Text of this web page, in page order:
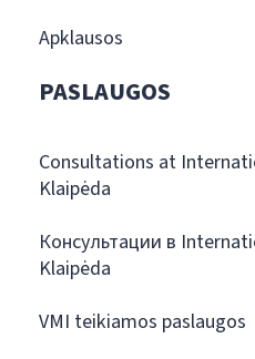
Apklausos
PASLAUGOS
Consultations at
Klaipėda
Консультации в
Klaipėda
VMI teikiamos paslaugos